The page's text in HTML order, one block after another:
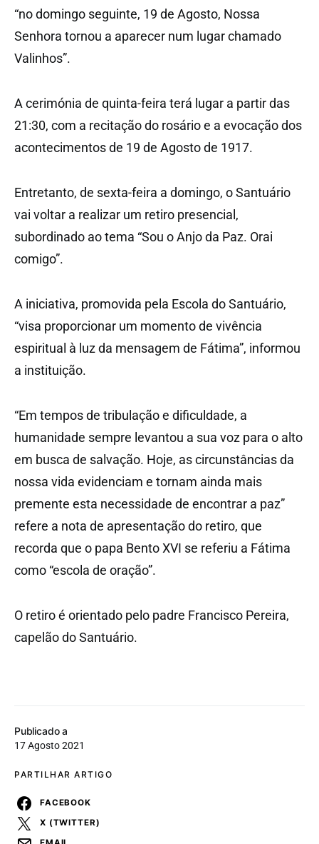
Publicado a
17 Agosto 2021
PARTILHAR ARTIGO
FACEBOOK
X (TWITTER)
“no domingo seguinte, 19 de Agosto, Nossa
Senhora tornou a aparecer num lugar chamado
Valinhos”.
A cerimónia de quinta-feira terá lugar a partir das
21:30, com a recitação do rosário e a evocação dos
acontecimentos de 19 de Agosto de 1917.
Entretanto, de sexta-feira a domingo, o Santuário
vai voltar a realizar um retiro presencial,
subordinado ao tema “Sou o Anjo da Paz. Orai
comigo”.
A iniciativa, promovida pela Escola do Santuário,
“visa proporcionar um momento de vivência
espiritual à luz da mensagem de Fátima”, informou
a instituição.
“Em tempos de tribulação e dificuldade, a
humanidade sempre levantou a sua voz para o alto
em busca de salvação. Hoje, as circunstâncias da
nossa vida evidenciam e tornam ainda mais
premente esta necessidade de encontrar a paz”
refere a nota de apresentação do retiro, que
recorda que o papa Bento XVI se referiu a Fátima
como “escola de oração”.
O retiro é orientado pelo padre Francisco Pereira,
capelão do Santuário.